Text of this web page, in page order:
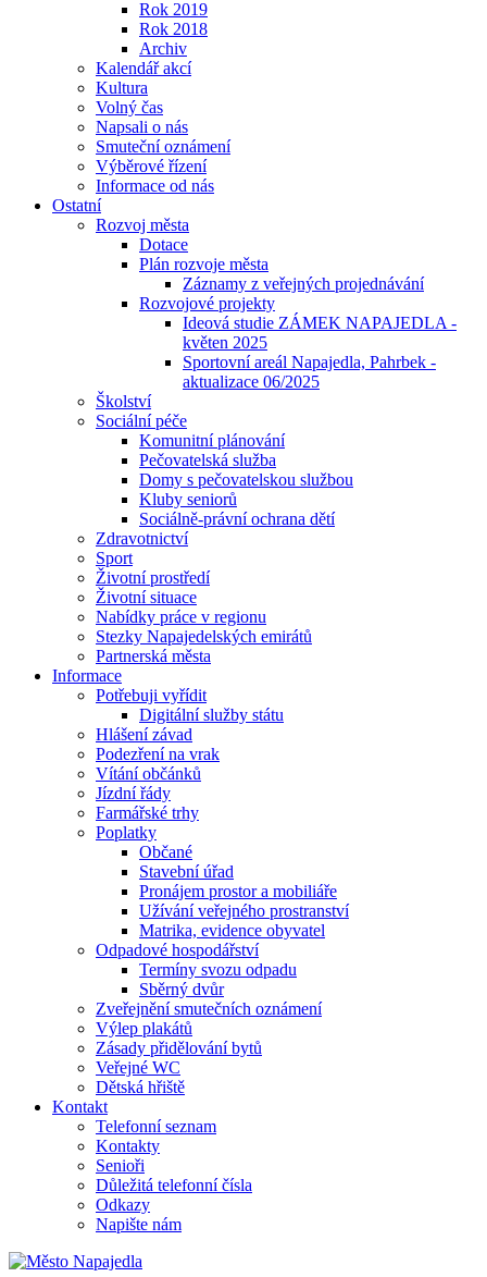
Rok 2019
Rok 2018
Archiv
Kalendář akcí
Kultura
Volný čas
Napsali o nás
Smuteční oznámení
Výběrové řízení
Informace od nás
Ostatní
Rozvoj města
Dotace
Plán rozvoje města
Záznamy z veřejných projednávání
Rozvojové projekty
Ideová studie ZÁMEK NAPAJEDLA -
květen 2025
Sportovní areál Napajedla, Pahrbek -
aktualizace 06/2025
Školství
Sociální péče
Komunitní plánování
Pečovatelská služba
Domy s pečovatelskou službou
Kluby seniorů
Sociálně-právní ochrana dětí
Zdravotnictví
Sport
Životní prostředí
Životní situace
Nabídky práce v regionu
Stezky Napajedelských emirátů
Partnerská města
Informace
Potřebuji vyřídit
Digitální služby státu
Hlášení závad
Podezření na vrak
Vítání občánků
Jízdní řády
Farmářské trhy
Poplatky
Občané
Stavební úřad
Pronájem prostor a mobiliáře
Užívání veřejného prostranství
Matrika, evidence obyvatel
Odpadové hospodářství
Termíny svozu odpadu
Sběrný dvůr
Zveřejnění smutečních oznámení
Výlep plakátů
Zásady přidělování bytů
Veřejné WC
Dětská hřiště
Kontakt
Telefonní seznam
Kontakty
Senioři
Důležitá telefonní čísla
Odkazy
Napište nám